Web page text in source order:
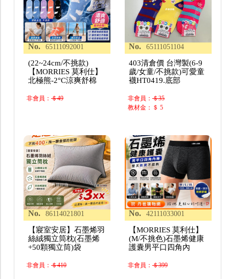
No. 65111092001
(22~24cm/不挑款)
【MORRIES 莫利仕】
北極熊-2°C涼爽舒棉
非會員：＄49
No. 65111051104
403清倉價 台灣製(6-9
歲/女童/不挑款)可愛童
襪HT0419.底部
非會員：＄35
教材金：＄ 5
No. 86114021801
【寢室安居】石墨烯羽
絲絨獨立筒枕(石墨烯
+50顆獨立筒)袋
非會員：＄410
No. 42111033001
【MORRIES 莫利仕】
(M/不挑色)石墨烯健康
護囊男平口四角內
非會員：＄399